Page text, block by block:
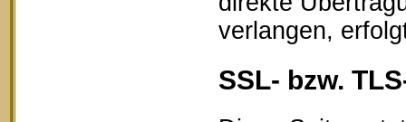
verlangen,
SSL- bzw.